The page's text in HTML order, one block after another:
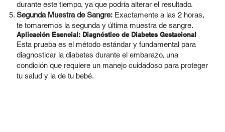
durante este tiempo, ya que podría alterar el resultado.
Segunda Muestra de Sangre:Exactamente a las 2 horas,
te tomaremos la segunda y última muestra de sangre.
Aplicación Esencial: Diagnóstico de Diabetes Gestacional
Esta prueba es el método estándar y fundamental para
diagnosticar la diabetes durante el embarazo, una
condición que requiere un manejo cuidadoso para proteger
tu salud y la de tu bebé.